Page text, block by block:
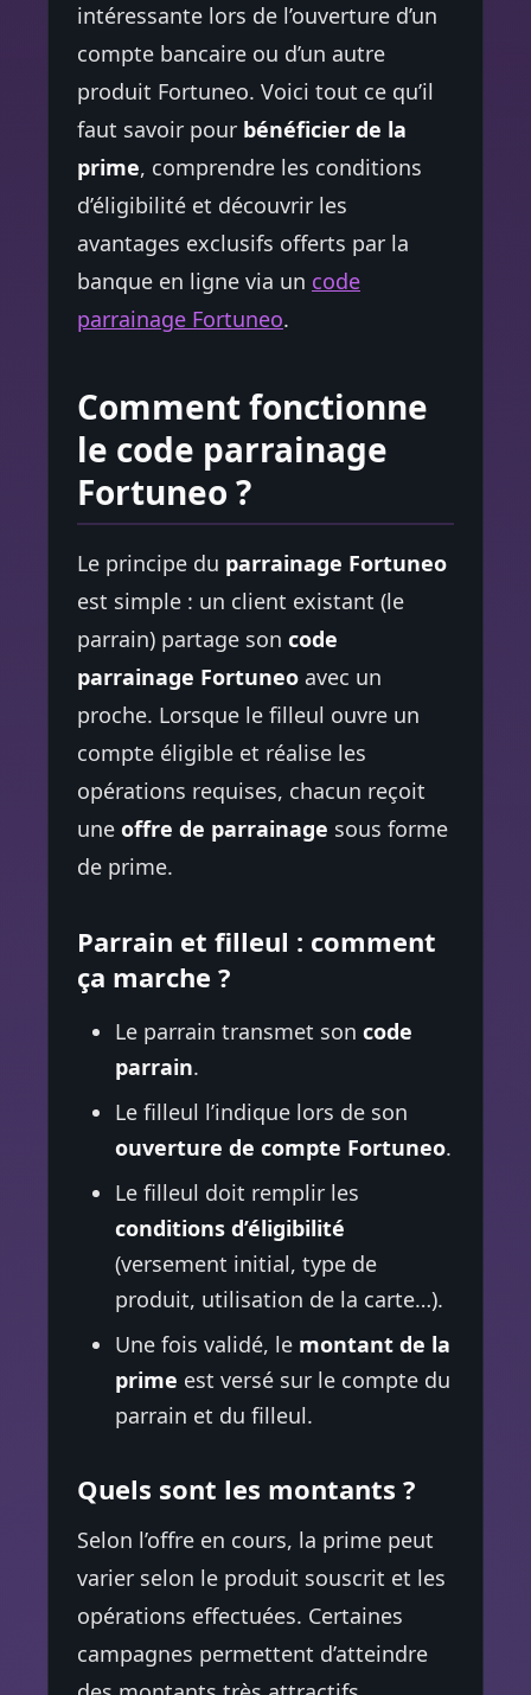
intéressante lors de l’ouverture d’un
compte bancaire ou d’un autre
produit Fortuneo. Voici tout ce qu’il
faut savoir pour bénéficier de la
prime, comprendre les conditions
d’éligibilité et découvrir les
avantages exclusifs offerts par la
banque en ligne via un code
parrainage Fortuneo.
Comment fonctionne
le code parrainage
Fortuneo ?
Le principe du parrainage Fortuneo
est simple : un client existant (le
parrain) partage son code
parrainage Fortuneo avec un
proche. Lorsque le filleul ouvre un
compte éligible et réalise les
opérations requises, chacun reçoit
une offre de parrainage sous forme
de prime.
Parrain et filleul : comment
ça marche ?
Le parrain transmet son code
parrain.
Le filleul l’indique lors de son
ouverture de compte Fortuneo.
Le filleul doit remplir les
conditions d’éligibilité
(versement initial, type de
produit, utilisation de la carte…).
Une fois validé, le montant de la
prime est versé sur le compte du
parrain et du filleul.
Quels sont les montants ?
Selon l’offre en cours, la prime peut
varier selon le produit souscrit et les
opérations effectuées. Certaines
campagnes permettent d’atteindre